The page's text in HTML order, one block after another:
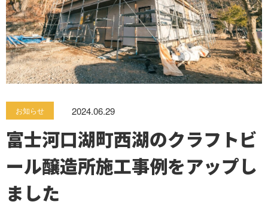
お知らせ 2024.06.29
富士河口湖町西湖のクラフトビ
ール醸造所施工事例をアップし
ました